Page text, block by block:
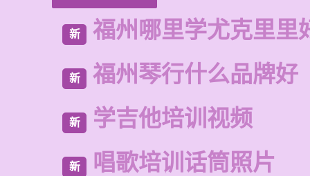
新 福州哪里学尤克里里
新 福州琴行什么品牌好
新 学吉他培训视频
新 唱歌培训话筒照片